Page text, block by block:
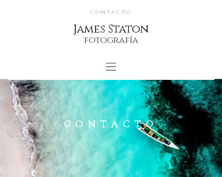
CONTACTO
James Staton
fotografía
CONTACTO